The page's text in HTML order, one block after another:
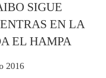
SIGUE
EN LA
EL HAMPA
2016